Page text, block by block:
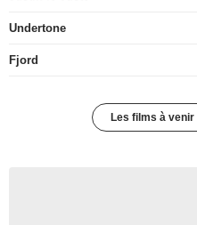
Undertone
Fjord
Les films à